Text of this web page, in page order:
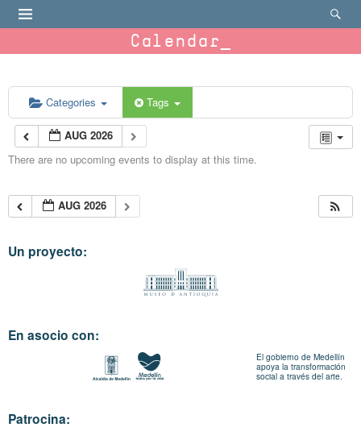
Calendar
Categories Tags
AUG 2026
There are no upcoming events to display at this time.
AUG 2026
Un proyecto:
En asocio con:
El gobierno de Medellín
apoya la transformación
social a través del arte.
Patrocina: